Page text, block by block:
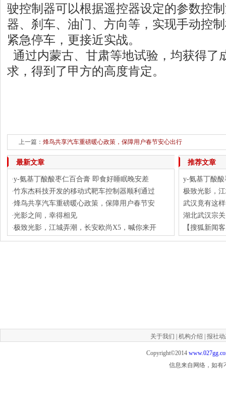
驶控制器可以根据遥控器设定的参数控
器、刹车、油门、方向等，实现手动控
紧急停车，更接近实战。
通过内蒙古、甘肃等地试验，均获得了
求，得到了甲方的高度肯定。
上一篇： 烽鸟共享汽车重磅暖心政策，保障用户春节安心出行
下一篇：y-氨基丁酸酸枣仁百合膏
最新文章
·y-氨基丁酸酸枣仁百合膏 即食好睡眠晚安差
·竹东杰科技开发的移动式靶车控制器顺利通过
·烽鸟共享汽车重磅暖心政策，保障用户春节安
·光影之间，幸得相见
·极致光影，江城弄潮，长安欧尚X5，喊你来开
推荐文章
y-氨基丁酸
极致光影，
武汉竟有这
湖北武汉宗
【搜狐新闻
关于我们 机构介绍 报社
Copyright©2014
信息来自网络，如有